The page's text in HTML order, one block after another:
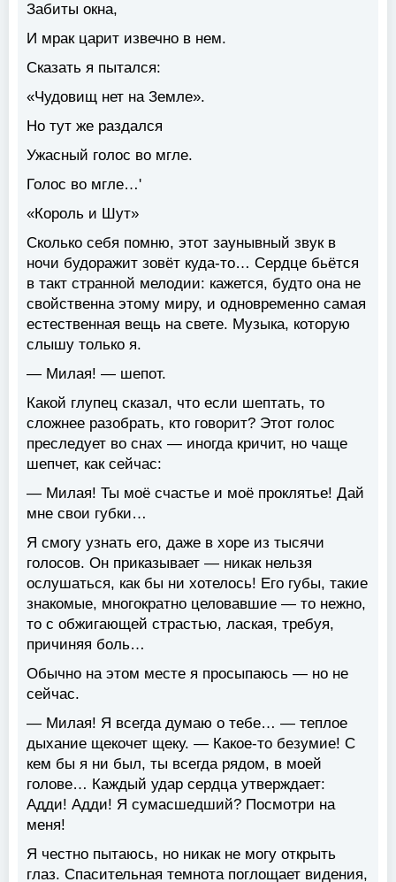
Забиты окна,
И мрак царит извечно в нем.
Сказать я пытался:
«Чудовищ нет на Земле».
Но тут же раздался
Ужасный голос во мгле.
Голос во мгле…'
«Король и Шут»
Сколько себя помню, этот заунывный звук в
ночи будоражит зовёт куда-то… Сердце бьётся
в такт странной мелодии: кажется, будто она не
свойственна этому миру, и одновременно самая
естественная вещь на свете. Музыка, которую
слышу только я.
— Милая! — шепот.
Какой глупец сказал, что если шептать, то
сложнее разобрать, кто говорит? Этот голос
преследует во снах — иногда кричит, но чаще
шепчет, как сейчас:
— Милая! Ты моё счастье и моё проклятье! Дай
мне свои губки…
Я смогу узнать его, даже в хоре из тысячи
голосов. Он приказывает — никак нельзя
ослушаться, как бы ни хотелось! Его губы, такие
знакомые, многократно целовавшие — то нежно,
то с обжигающей страстью, лаская, требуя,
причиняя боль…
Обычно на этом месте я просыпаюсь — но не
сейчас.
— Милая! Я всегда думаю о тебе… — теплое
дыхание щекочет щеку. — Какое-то безумие! С
кем бы я ни был, ты всегда рядом, в моей
голове… Каждый удар сердца утверждает:
Адди! Адди! Я сумасшедший? Посмотри на
меня!
Я честно пытаюсь, но никак не могу открыть
глаз. Спасительная темнота поглощает видения,